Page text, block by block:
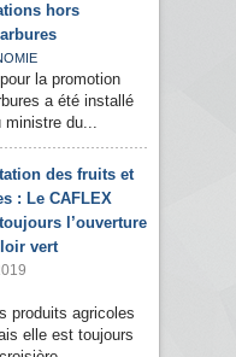
hors
la promotion
a été installé
ministre du...
des fruits et
: Le CAFLEX
l’ouverture
vert
produits agricoles
elle est toujours